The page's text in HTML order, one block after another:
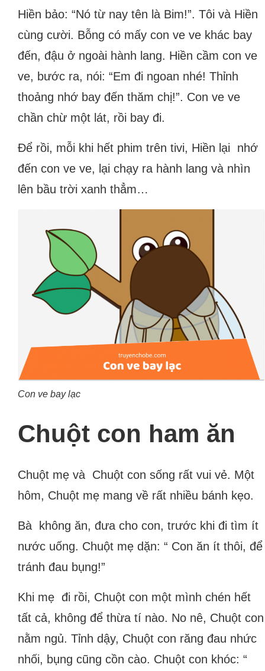
Hiền bảo: “Nó từ nay tên là Bim!”. Tôi và Hiền
cùng cười. Bỗng có mấy con ve ve khác bay
đến, đậu ở ngoài hành lang. Hiền cầm con ve
ve, bước ra, nói: “Em đi ngoan nhé! Thỉnh
thoảng nhớ bay đến thăm chị!”. Con ve ve
chần chừ một lát, rồi bay đi.
Để rồi, mỗi khi hết phim trên tivi, Hiền lại nhớ
đến con ve ve, lại chạy ra hành lang và nhìn
lên bầu trời xanh thẳm…
Con ve bay lạc
Chuột con ham ăn
Chuột mẹ và Chuột con sống rất vui vẻ. Một
hôm, Chuột mẹ mang về rất nhiều bánh kẹo.
Bà không ăn, đưa cho con, trước khi đi tìm ít
nước uống. Chuột mẹ dặn: “ Con ăn ít thôi, để
tránh đau bụng!”
Khi mẹ đi rồi, Chuột con một mình chén hết
tất cả, không để thừa tí nào. No nê, Chuột con
nằm ngủ. Tỉnh dậy, Chuột con răng đau nhức
nhối, bụng cũng cồn cào. Chuột con khóc: “